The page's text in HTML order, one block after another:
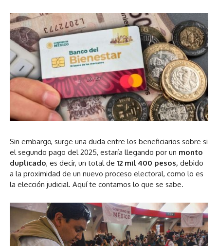
Sin embargo, surge una duda entre los beneficiarios sobre si
el segundo pago del 2025, estaría llegando por un monto
duplicado, es decir, un total de 12 mil 400 pesos, debido
a la proximidad de un nuevo proceso electoral, como lo es
la elección judicial. Aquí te contamos lo que se sabe.